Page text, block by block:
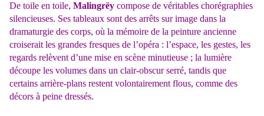
De toile en toile, Malingrëy compose de véritables chorégraphies
silencieuses. Ses tableaux sont des arrêts sur image dans la
dramaturgie des corps, où la mémoire de la peinture ancienne
croiserait les grandes fresques de l’opéra : l’espace, les gestes, les
regards relèvent d’une mise en scène minutieuse ; la lumière
découpe les volumes dans un clair-obscur serré, tandis que
certains arrière-plans restent volontairement flous, comme des
décors à peine dressés.